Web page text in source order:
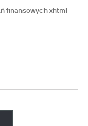
finansowych xhtml